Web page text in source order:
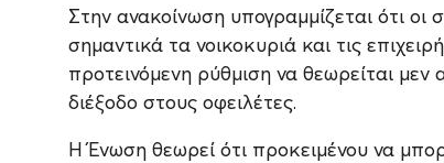
Στην ανακοίνωση υπογραμμίζεται ότι οι
σημαντικά τα νοικοκυριά και τις
προτεινόμενη ρύθμιση να θεωρείται
διέξοδο στους οφειλέτες.
Η Ένωση θεωρεί ότι προκειμένου να